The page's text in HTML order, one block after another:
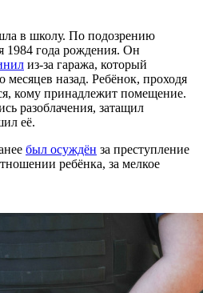
в школу. По подозрению
1984 года рождения. Он
из-за гаража, который
месяцев назад. Ребёнок, проходя
кому принадлежит помещение.
разоблачения, затащил
её.
был осуждён за преступление
ребёнка, за мелкое